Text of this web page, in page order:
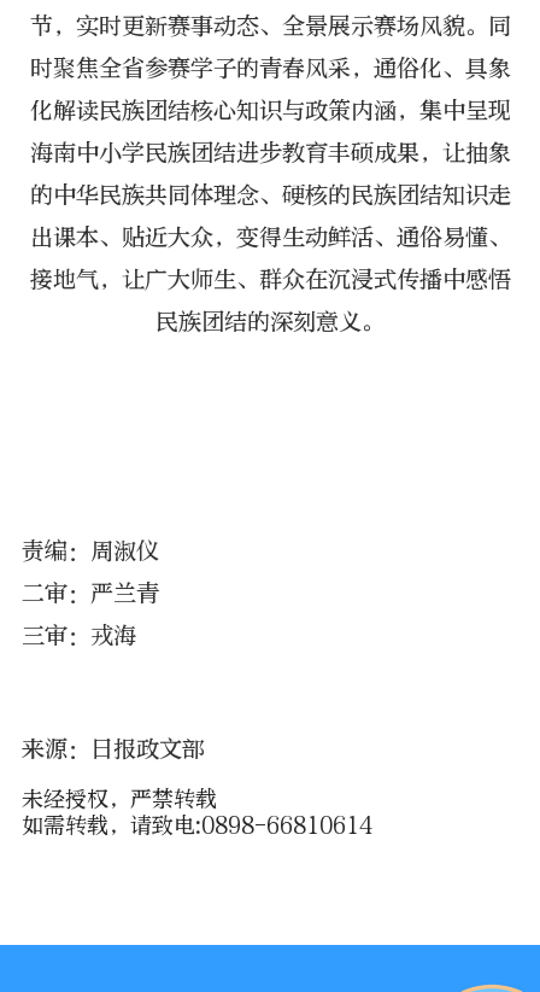
节，实时更新赛事动态、全景展示赛场风貌。同
时聚焦全省参赛学子的青春风采，通俗化、具象
化解读民族团结核心知识与政策内涵，集中呈现
海南中小学民族团结进步教育丰硕成果，让抽象
的中华民族共同体理念、硬核的民族团结知识走
出课本、贴近大众，变得生动鲜活、通俗易懂、
接地气，让广大师生、群众在沉浸式传播中感悟
民族团结的深刻意义。
责编：周淑仪
二审：严兰青
三审：戎海
来源：日报政文部
未经授权，严禁转载
如需转载，请致电:0898-66810614